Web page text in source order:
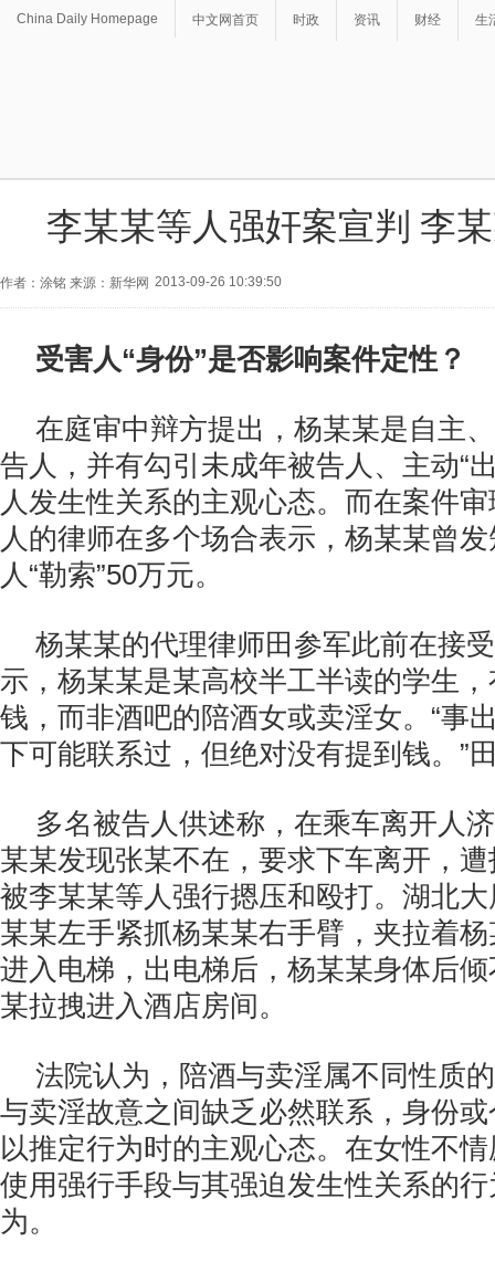
China Daily Homepage 中文网首页 时政 资讯 财经 生
李某某等人强奸案宣判 李
作者：涂铭 来源：新华网 2013-09-26 10:39:50
受害人“身份”是否影响案件定性？
在庭审中辩方提出，杨某某是自主
告人，并有勾引未成年被告人、主动“
人发生性关系的主观心态。而在案件
人的律师在多个场合表示，杨某某曾
人“勒索”50万元。
杨某某的代理律师田参军此前在接
示，杨某某是某高校半工半读的学生
钱，而非酒吧的陪酒女或卖淫女。“事
下可能联系过，但绝对没有提到钱。”
多名被告人供述称，在乘车离开人
某某发现张某不在，要求下车离开，
被李某某等人强行摁压和殴打。湖北
某某左手紧抓杨某某右手臂，夹拉着
进入电梯，出电梯后，杨某某身体后
某拉拽进入酒店房间。
法院认为，陪酒与卖淫属不同性质
与卖淫故意之间缺乏必然联系，身份
以推定行为时的主观心态。在女性不
使用强行手段与其强迫发生性关系的
为。